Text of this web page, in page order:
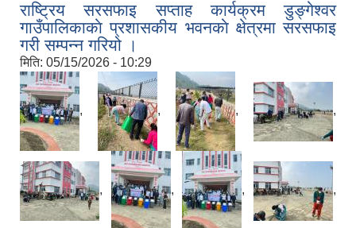
राष्ट्रिय सरसफाइ सप्ताह कार्यक्रम डुङ्गेश्वर
गाउँपालिकाकाे प्रशासकीय भवनकाे क्षेत्रमा सरसफाइ
गरी सम्पन्न गरियो ।
मिति: 05/15/2026 - 10:29
, , , ,
, , , ,